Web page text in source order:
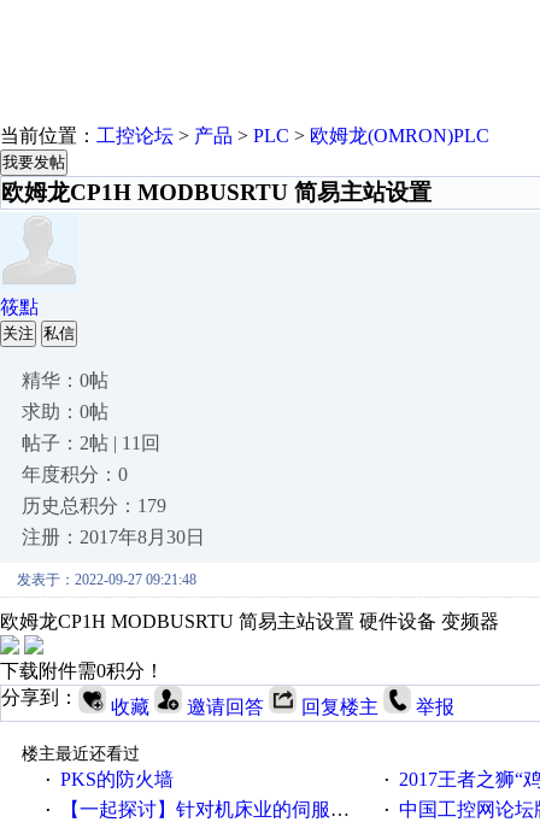
当前位置： 工控论坛 > 产品 > PLC > 欧姆龙(OMRON)PLC
我要发帖
欧姆龙CP1H MODBUSRTU 简易主站设置
筱點
关注 私信
精华：0帖
求助：0帖
帖子：2帖 | 11回
年度积分：0
历史总积分：179
注册：2017年8月30日
发表于：2022-09-27 09:21:48
欧姆龙CP1H MODBUSRTU 简易主站设置 硬件设备 变频器
下载附件需0积分！
分享到：
收藏 邀请回答 回复楼主 举报
楼主最近还看过
· PKS的防火墙 · 2017王者之狮“鸡”情签到
· 【一起探讨】针对机床业的伺服系统发展，您的期望是什么？ · 中国工控网论坛版